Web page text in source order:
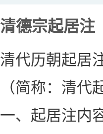
清德宗起居注
清代历朝起居
（简称：清代
一、起居注内